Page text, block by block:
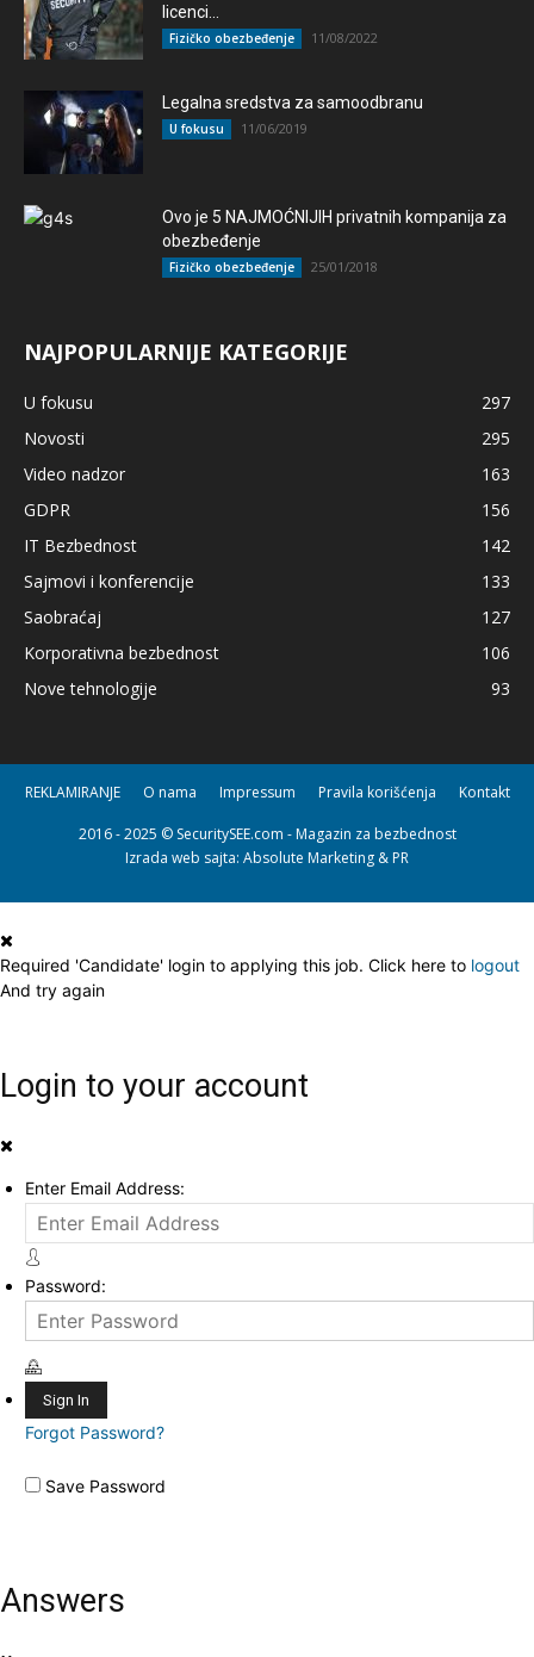
licenci...
Fizičko obezbeđenje 11/08/2022
Legalna sredstva za samoodbranu
U fokusu 11/06/2019
Ovo je 5 NAJMOĆNIJIH privatnih kompanija za
obezbeđenje
Fizičko obezbeđenje 25/01/2018
NAJPOPULARNIJE KATEGORIJE
U fokusu
297
Novosti
295
Video nadzor
163
GDPR
156
IT Bezbednost
142
Sajmovi i konferencije
133
Saobraćaj
127
Korporativna bezbednost
106
Nove tehnologije
93
REKLAMIRANJE O nama Impressum Pravila korišćenja Kontakt
2016 - 2025 © SecuritySEE.com - Magazin za bezbednost
Izrada web sajta: Absolute Marketing & PR
Required 'Candidate' login to applying this job. Click here to logout
And try again
Login to your account
Enter Email Address:
Password:
Forgot Password?
Save Password
Answers